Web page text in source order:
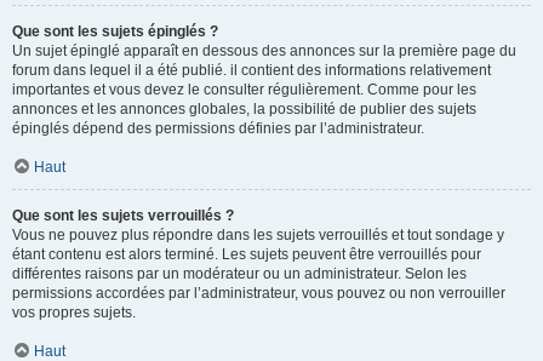
Que sont les sujets épinglés ?
Un sujet épinglé apparaît en dessous des annonces sur la première page du
forum dans lequel il a été publié. il contient des informations relativement
importantes et vous devez le consulter régulièrement. Comme pour les
annonces et les annonces globales, la possibilité de publier des sujets
épinglés dépend des permissions définies par l’administrateur.
Haut
Que sont les sujets verrouillés ?
Vous ne pouvez plus répondre dans les sujets verrouillés et tout sondage y
étant contenu est alors terminé. Les sujets peuvent être verrouillés pour
différentes raisons par un modérateur ou un administrateur. Selon les
permissions accordées par l’administrateur, vous pouvez ou non verrouiller
vos propres sujets.
Haut